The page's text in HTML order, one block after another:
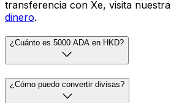
transferencia con Xe, visita nuestra
dinero.
¿Cuánto es 5000 ADA en HKD?
¿Cómo puedo convertir divisas?